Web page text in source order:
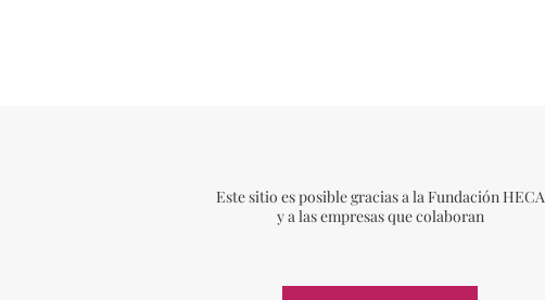
Este sitio es posible gracias a la Fundación HECA
y a las empresas que colaboran